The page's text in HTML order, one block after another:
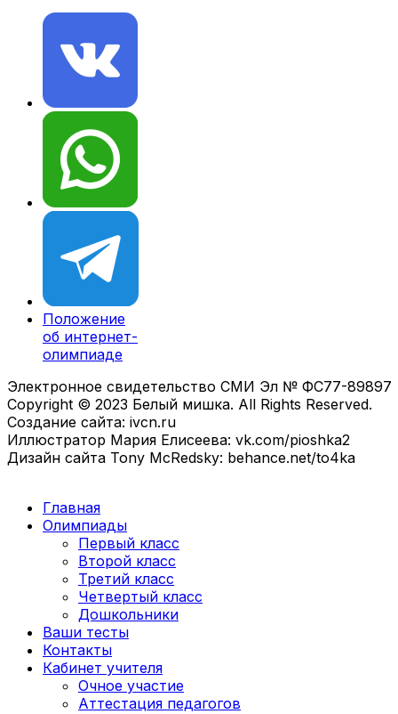
Положение
об интернет-
олимпиаде
Электронное свидетельство СМИ Эл № ФС77-89897
Copyright © 2023 Белый мишка. All Rights Reserved.
Создание сайта: ivcn.ru
Иллюстратор Мария Елисеева: vk.com/pioshka2
Дизайн сайта Tony McRedsky: behance.net/to4ka
Главная
Олимпиады
Первый класс
Второй класс
Третий класс
Четвертый класс
Дошкольники
Ваши тесты
Контакты
Кабинет учителя
Очное участие
Аттестация педагогов